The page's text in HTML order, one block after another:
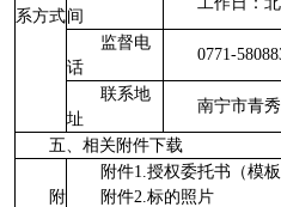
系方式间
监督电
话
0771-
联系地
址
南宁市青
五、相关附件下载
附
附件1.授权委托书（模板
附件2.标的照片